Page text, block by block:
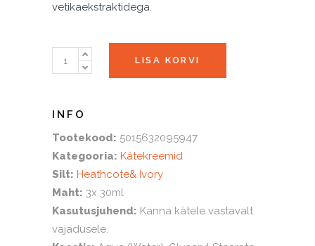
vetikaekstraktidega.
Sara
Miller
Spa
quantity
LISA KORVI
Tootekood: 5015632095947
Kategooria: Kätekreemid
Silt: Heathcote& Ivory
Maht: 3x 30ml
Kasutusjuhend: Kanna kätele vastavalt
vajadusele.